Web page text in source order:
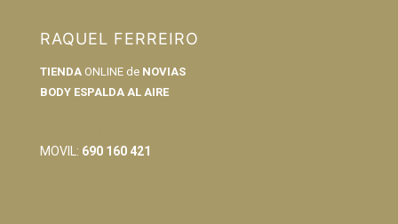
RAQUEL FERREIRO
TIENDA ONLINE de NOVIAS
BODY ESPALDA AL AIRE
MOVIL: 690 160 421